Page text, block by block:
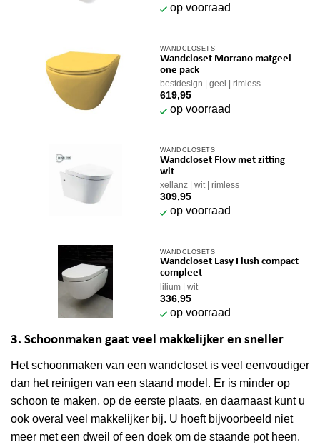
op voorraad
WANDCLOSETS
Wandcloset Morrano matgeel
one pack
bestdesign geel rimless
619,95
op voorraad
WANDCLOSETS
Wandcloset Flow met zitting
wit
xellanz wit rimless
309,95
op voorraad
WANDCLOSETS
Wandcloset Easy Flush compact
compleet
lilium wit
336,95
op voorraad
3. Schoonmaken gaat veel makkelijker en sneller
Het schoonmaken van een wandcloset is veel eenvoudiger
dan het reinigen van een staand model. Er is minder op
schoon te maken, op de eerste plaats, en daarnaast kunt u
ook overal veel makkelijker bij. U hoeft bijvoorbeeld niet
meer met een dweil of een doek om de staande pot heen.